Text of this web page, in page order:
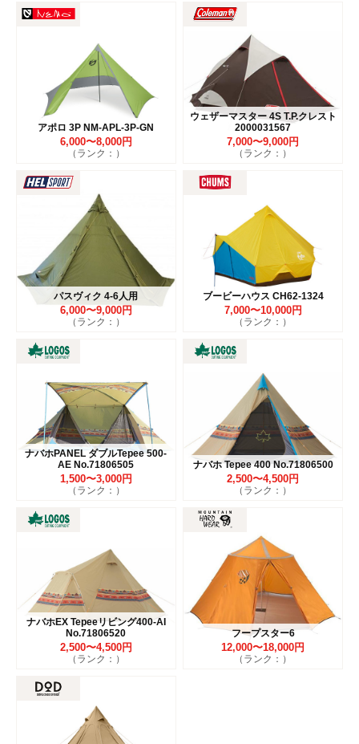
アポロ 3P NM-APL-3P-GN
6,000〜8,000円
（ランク：）
ウェザーマスター 4S T.P.クレスト
2000031567
7,000〜9,000円
（ランク：）
パスヴィク 4-6人用
6,000〜9,000円
（ランク：）
ブービーハウス CH62-1324
7,000〜10,000円
（ランク：）
ナバホPANEL ダブルTepee 500-
AE No.71806505
1,500〜3,000円
（ランク：）
ナバホ Tepee 400 No.71806500
2,500〜4,500円
（ランク：）
ナバホEX Tepeeリビング400-AI
No.71806520
2,500〜4,500円
（ランク：）
フープスター6
12,000〜18,000円
（ランク：）